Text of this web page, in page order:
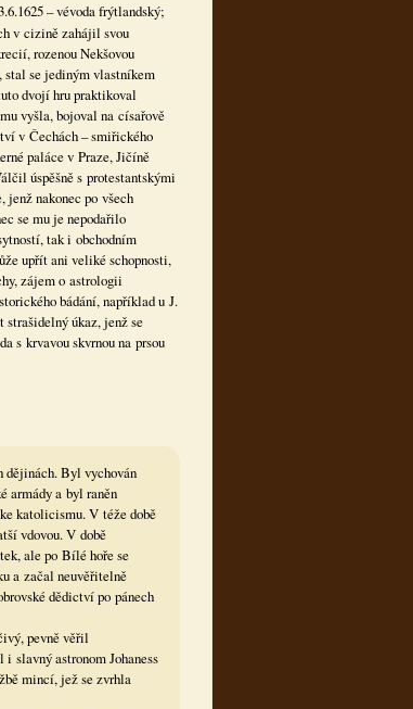
– vévoda frýtlandský;
v cizině zahájil svou
rozenou Nekšovou
stal se jediným vlastníkem
dvojí hru praktikoval
vyšla, bojoval na císařově
v Čechách – smiřického
paláce v Praze, Jičíně
úspěšně s protestantskými
jenž nakonec po všech
se mu je nepodařilo
tak i obchodním
upřít ani veliké schopnosti,
zájem o astrologii
bádání, například u J.
strašidelný úkaz, jenž se
s krvavou skvrnou na prsou
dějinách. Byl vychován
armády a byl raněn
katolicismu. V téže době
vdovou. V době
ale po Bílé hoře se
a začal neuvěřitelně
dědictví po pánech
pevně věřil
slavný astronom Johaness
mincí, jež se zvrhla